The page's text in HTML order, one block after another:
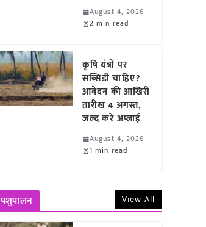
August 4, 2026
2 min read
कृषि यंत्रों पर
सब्सिडी चाहिए?
आवेदन की आखिरी
तारीख 4 अगस्त,
जल्द करें अप्लाई
August 4, 2026
1 min read
पशुपालन View All